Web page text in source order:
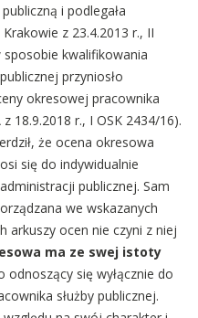
i podlegała
z 23.4.2013 r., II
kwalifikowania
przyniosło
okresowej pracownika
18.9.2018 r., I OSK 2434/16).
że ocena okresowa
się do indywidualnie
publicznej. Sam
we wskazanych
arkuszy ocen nie czyni z niej
ma ze swej istoty
odnoszący się wyłącznie do
służby publicznej.